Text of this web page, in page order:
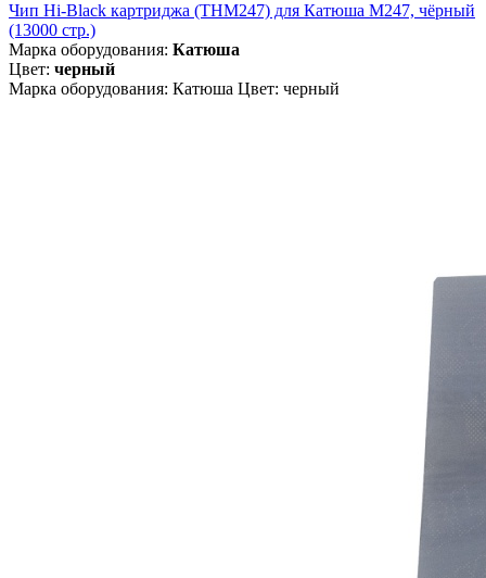
Чип Hi-Black картриджа (THM247) для Катюша M247, чёрный
(13000 стр.)
Марка оборудования: Катюша
Цвет: черный
Марка оборудования: Катюша Цвет: черный